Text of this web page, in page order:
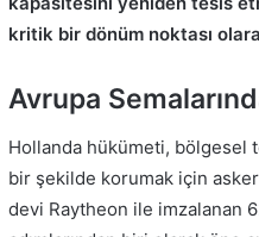
kritik bir dönüm noktası
Avrupa
Hollanda hükümeti, bölgesel
bir şekilde korumak için
devi Raytheon ile imzalanan